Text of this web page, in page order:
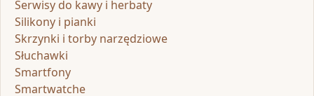
Serwisy do kawy i herbaty
Silikony i pianki
Skrzynki i torby narzędziowe
Słuchawki
Smartfony
Smartwatche